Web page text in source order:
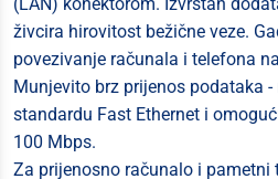
živcira hirovitost bežične veze.
povezivanje računala i telefona
Munjevito brz prijenos podataka
standardu Fast Ethernet i
100 Mbps.
Za prijenosno računalo i